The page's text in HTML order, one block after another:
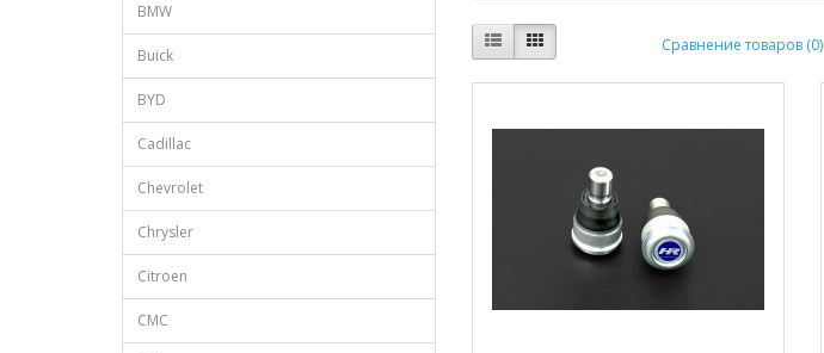
BMW
Buick
BYD
Cadillac
Chevrolet
Chrysler
Citroen
CMC
Сравнение товаров (0)